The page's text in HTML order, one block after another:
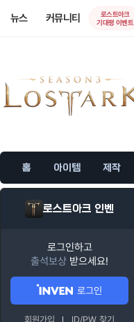
뉴스 커뮤니티
로스트아크
기대평 이벤트
홈 아이템 제작
로스트아크 인벤
로그인하고
출석보상 받으세요!
로그인
회원가입 ID/PW 찾기